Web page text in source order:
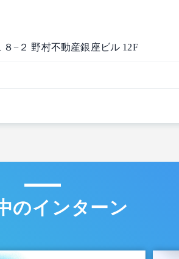
−２ 野村不動産銀座ビル 12F
のインターン